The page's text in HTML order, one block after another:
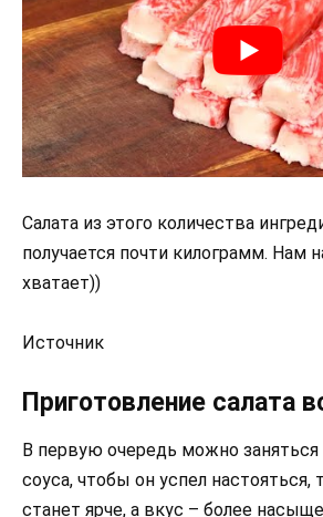
Салата из этого количества
получается почти килограмм. Нам
хватает))
Источник
Приготовление салата
В первую очередь можно
соуса, чтобы он успел настояться,
станет ярче, а вкус – более